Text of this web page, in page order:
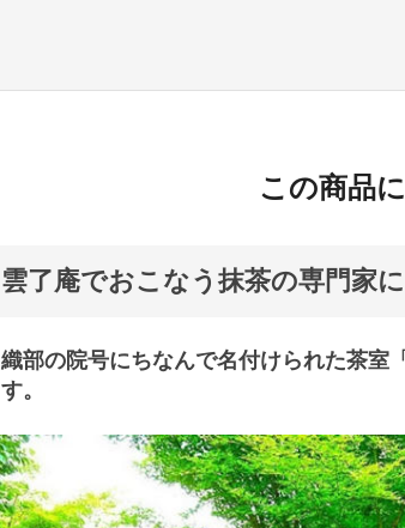
この商品
雲了庵でおこなう抹茶の専門家
織部の院号にちなんで名付けられた茶室
す。